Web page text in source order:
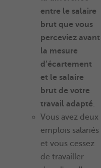
entre le salaire
brut que vous
perceviez avant
la mesure
d’écartement
et le salaire
brut de votre
travail adapté.
Vous avez deux
emplois salariés
et vous cessez
de travailler